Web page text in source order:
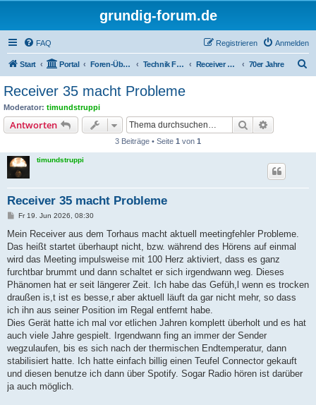
grundig-forum.de
FAQ Anmelden
Registrieren
Start Portal Foren-Übersicht Technik Foren Receiver Kompaktanlagen 70er Jahre
Receiver 35 macht Probleme
Moderator: timundstruppi
Antworten Suche
3 Beiträge • Seite 1 von 1
timundstruppi
Receiver 35 macht Probleme
B
i
r
a
Fr 19. Jun 2026, 08:30
Mein Receiver aus dem Torhaus macht aktuell meetingfehler Probleme.
Das heißt startet überhaupt nicht, bzw. während des Hörens auf einmal
wird das Meeting impulsweise mit 100 Herz aktiviert, dass es ganz
furchtbar brummt und dann schaltet er sich irgendwann weg. Dieses
Phänomen hat er seit längerer Zeit. Ich habe das Gefüh,l wenn es trocken
draußen is,t ist es besse,r aber aktuell läuft da gar nicht mehr, so dass
ich ihn aus seiner Position im Regal entfernt habe.
Dies Gerät hatte ich mal vor etlichen Jahren komplett überholt und es hat
auch viele Jahre gespielt. Irgendwann fing an immer der Sender
wegzulaufen, bis es sich nach der thermischen Endtemperatur, dann
stabilisiert hatte. Ich hatte einfach billig einen Teufel Connector gekauft
und diesen benutze ich dann über Spotify. Sogar Radio hören ist darüber
ja auch möglich.